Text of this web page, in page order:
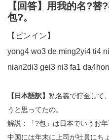
【回答】用我的名?
包?。
【ピンイン】
yong4 wo3 de ming2yi4 ti4
nian2di3 gei3 ni3 fa1
【日本語訳】 私名義で貯金して
うと思ってたの。
解説：「?包」は日本でいうお
中国には年末に上司が社員にち